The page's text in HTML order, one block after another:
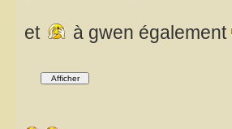
et à gwen également